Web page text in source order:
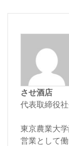
させ酒店
代表取締役
東京農業大
営業として